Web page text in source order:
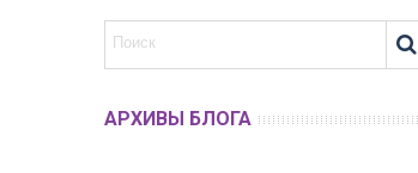
АРХИВЫ БЛОГА